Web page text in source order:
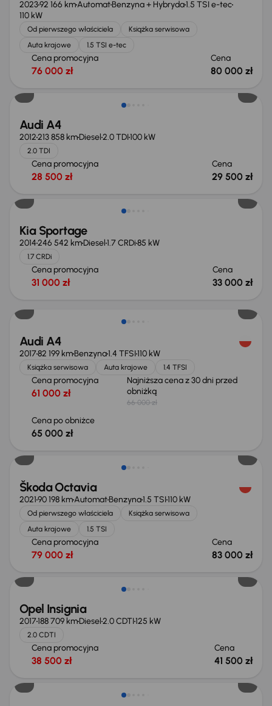
202392 166 kmAutomatBenzyna + Hybryda1.5 TSI e-tec
110 kW
Od pierwszego właściciela
Książka serwisowa
Auta krajowe
1.5 TSI e-tec
Cena promocyjna
76 000 zł
Cena
80 000 zł
Audi A4
2012213 858 kmDiesel2.0 TDI100 kW
2.0 TDI
Cena promocyjna
28 500 zł
Cena
29 500 zł
Kia Sportage
2014246 542 kmDiesel1.7 CRDi85 kW
1.7 CRDi
Cena promocyjna
31 000 zł
Cena
33 000 zł
Audi A4
201782 199 kmBenzyna1.4 TFSI110 kW
Książka serwisowa Auta krajowe 1.4 TFSI
Cena promocyjna
61 000 zł
Najniższa cena z 30 dni przed
obniżką
66 000 zł
Cena po obniżce
65 000 zł
Możliwość odliczenia VAT
Škoda Octavia
202190 198 kmAutomatBenzyna1.5 TSI110 kW
Od pierwszego właściciela
Książka serwisowa
Auta krajowe
1.5 TSI
Cena promocyjna
79 000 zł
Cena
83 000 zł
Opel Insignia
2017188 709 kmDiesel2.0 CDTI125 kW
2.0 CDTI
Cena promocyjna
38 500 zł
Cena
41 500 zł
Możliwość odliczenia VAT